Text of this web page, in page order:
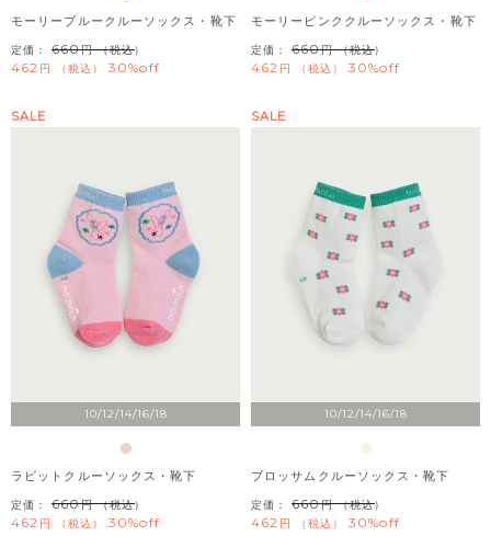
モーリーブルークルーソックス・靴下
定価： 660 （税込）
462 税込 30%off
モーリーピンククルーソックス・靴下
定価： 660 （税込）
462 税込 30%off
10/12/14/16/18
SALE
ラビットクルーソックス・靴下
定価： 660 （税込）
462 税込 30%off
10/12/14/16/18
SALE
ブロッサムクルーソックス・靴下
定価： 660 （税込）
462 税込 30%off